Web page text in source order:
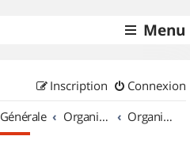
Menu
Connexion
Inscription
Générale Organisation de sorties & Recherche de partenaires Organisation de sorties au Luxembourg